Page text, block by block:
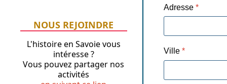
NOUS REJOINDRE
L'histoire en Savoie vous
intéresse ?
Vous pouvez partager nos
activités
Adresse *
Ville *